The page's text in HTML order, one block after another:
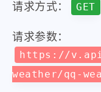
请求方式： GET
请求参数：
https://
weather/qq-